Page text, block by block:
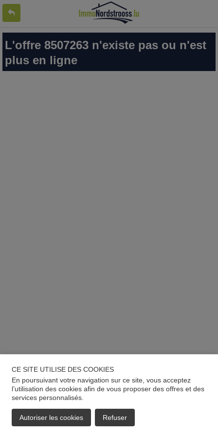
L'offre 8507263 n'existe pas ou n'est
plus en ligne
CE SITE UTILISE DES COOKIES
En poursuivant votre navigation sur ce site, vous acceptez
l’utilisation des cookies afin de vous proposer des offres et des
services personnalisés.
Autoriser les cookies Refuser